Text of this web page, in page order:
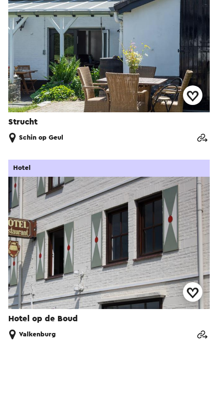
Strucht
Schin op Geul
Hotel op de Boud
Hotel
Valkenburg